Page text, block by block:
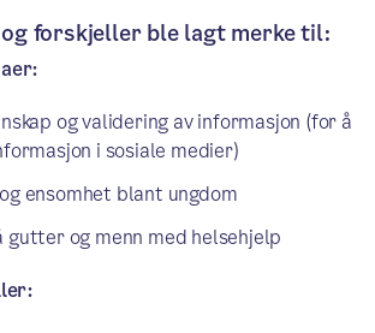
forskjeller ble lagt merke til:
og validering av informasjon (for å
i sosiale medier)
ensomhet blant ungdom
gutter og menn med helsehjelp